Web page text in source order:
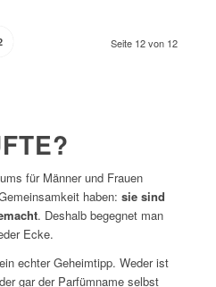
Seite 12 von 12
für Männer und Frauen
haben: sie sind
. Deshalb begegnet man
Ecke.
echter Geheimtipp. Weder ist
gar der Parfümname selbst